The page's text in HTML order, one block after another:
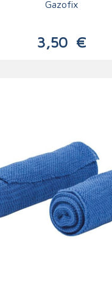
Gazofix
3,50 €